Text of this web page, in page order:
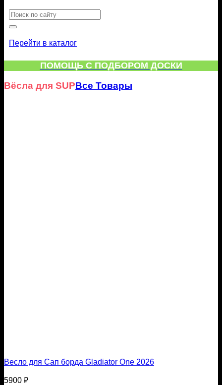
Искать:
Перейти в каталог
ПОМОЩЬ С ПОДБОРОМ ДОСКИ
Вёсла для SUPВсе Товары
Весло для Сап борда Gladiator One 2026
5900 ₽